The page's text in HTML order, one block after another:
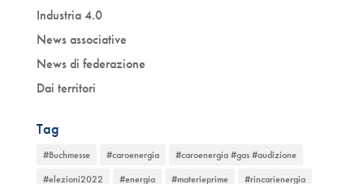
Industria 4.0
News associative
News di federazione
Dai territori
Tag
#Buchmesse #caroenergia
#caroenergia #gas #audizione
#elezioni2022
#energia #materieprime
#rincarienergia